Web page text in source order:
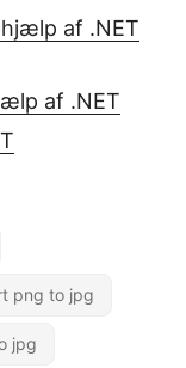
af .NET
af .NET
png to jpg
jpg